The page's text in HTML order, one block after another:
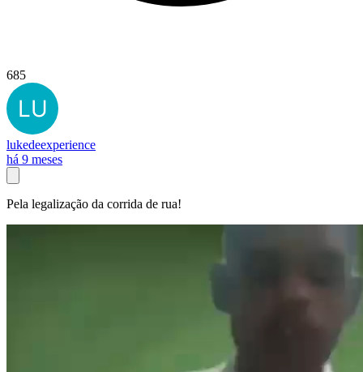
685
lukedeexperience
há 9 meses
Pela legalização da corrida de rua!